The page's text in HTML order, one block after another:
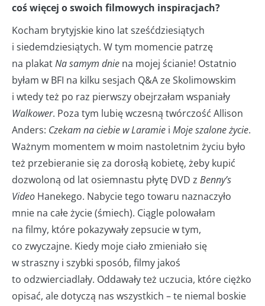
coś więcej o swoich filmowych inspiracjach?
Kocham brytyjskie kino lat sześćdziesiątych
i siedemdziesiątych. W tym momencie patrzę
na plakatNa samym dnie na mojej ścianie! Ostatnio
byłam w BFI na kilku sesjach Q&A ze Skolimowskim
i wtedy też po raz pierwszy obejrzałam wspaniały
Walkower. Poza tym lubię wczesną twórczość Allison
Anders: Czekam na ciebie w Laramie i Moje szalone życie.
Ważnym momentem w moim nastoletnim życiu było
też przebieranie się za dorosłą kobietę, żeby kupić
dozwoloną od lat osiemnastu płytę DVD z Benny’s
Video Hanekego. Nabycie tego towaru naznaczyło
mnie na całe życie (śmiech). Ciągle polowałam
na filmy, które pokazywały zepsucie w tym,
co zwyczajne. Kiedy moje ciało zmieniało się
w straszny i szybki sposób, filmy jakoś
to odzwierciadlały. Oddawały też uczucia, które ciężko
opisać, ale dotyczą nas wszystkich – te niemal boskie